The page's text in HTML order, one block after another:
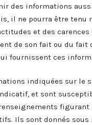
des informations
il ne pourra être tenu
et des carences
de son fait ou du fait
fournissent ces
indiquées sur le
et sont
figurant
Ils sont donnés sous